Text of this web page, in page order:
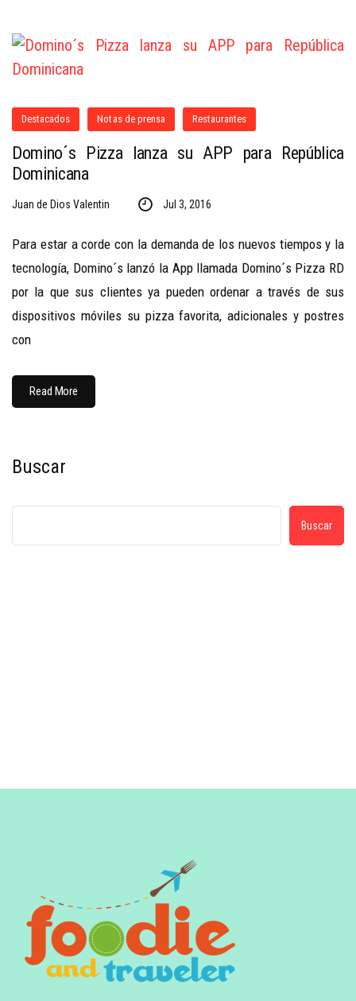
Destacados Notas de prensa Restaurantes
Domino´s Pizza lanza su APP para República
Dominicana
Juan de Dios Valentin Jul 3, 2016
Para estar a corde con la demanda de los nuevos tiempos y la
tecnología, Domino´s lanzó la App llamada Domino´s Pizza RD
por la que sus clientes ya pueden ordenar a través de sus
dispositivos móviles su pizza favorita, adicionales y postres
con
Read More
Buscar
Buscar